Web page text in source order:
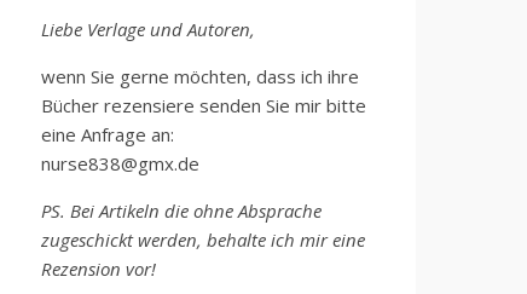
Liebe Verlage und Autoren,
wenn Sie gerne möchten, dass ich ihre
Bücher rezensiere senden Sie mir bitte
eine Anfrage an:
nurse838@gmx.de
PS. Bei Artikeln die ohne Absprache
zugeschickt werden, behalte ich mir eine
Rezension vor!